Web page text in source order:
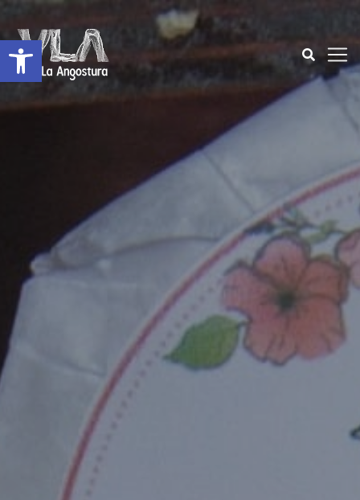
Open toolbar